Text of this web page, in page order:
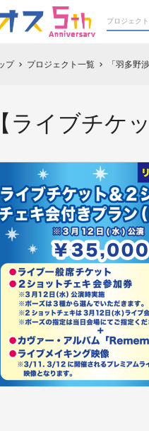
プ chevron_right プロジェクト一覧 chevron_right 「羽多野
【ライブチケ